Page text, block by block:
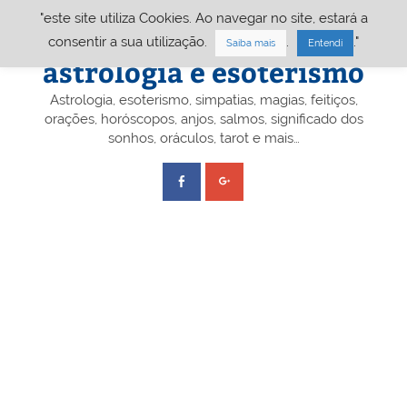
Portal A&E – Portal
astrologia e esoterismo
Astrologia, esoterismo, simpatias, magias, feitiços,
orações, horóscopos, anjos, salmos, significado dos
sonhos, oráculos, tarot e mais…
"este site utiliza Cookies. Ao navegar no site, estará a
consentir a sua utilização.
Saiba mais Entendi ."